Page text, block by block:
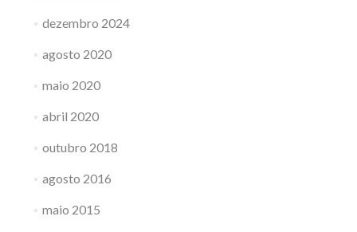
dezembro 2024
agosto 2020
maio 2020
abril 2020
outubro 2018
agosto 2016
maio 2015